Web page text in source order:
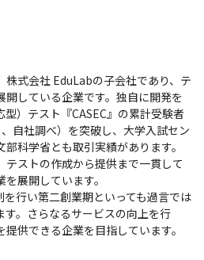
式会社 EduLabの子会社であり、テ
開している企業です。独自に開発を
）テスト『CASEC』の累計受験者
自社調べ）を突破し、大学入試セン
科学省とも取引実績があります。
テストの作成から提供まで一貫して
展開しています。
行い第二創業期といっても過言では
す。さらなるサービスの向上を行
供できる企業を目指しています。